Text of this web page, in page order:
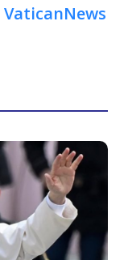
VaticanNews